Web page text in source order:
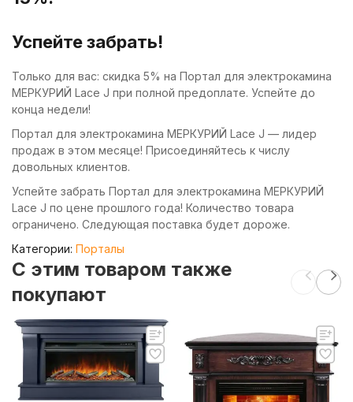
Успейте забрать!
Только для вас: скидка 5% на Портал для электрокамина
МЕРКУРИЙ Lace J при полной предоплате. Успейте до
конца недели!
Портал для электрокамина МЕРКУРИЙ Lace J — лидер
продаж в этом месяце! Присоединяйтесь к числу
довольных клиентов.
Успейте забрать Портал для электрокамина МЕРКУРИЙ
Lace J по цене прошлого года! Количество товара
ограничено. Следующая поставка будет дороже.
Категории: Порталы
C этим товаром также
покупают